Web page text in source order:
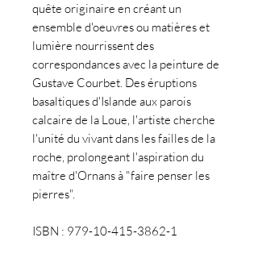
quête originaire en créant un
ensemble d'oeuvres ou matières et
lumière nourrissent des
correspondances avec la peinture de
Gustave Courbet. Des éruptions
basaltiques d'Islande aux parois
calcaire de la Loue, l'artiste cherche
l'unité du vivant dans les failles de la
roche, prolongeant l'aspiration du
maître d'Ornans à "faire penser les
pierres".
ISBN : 979-10-415-3862-1